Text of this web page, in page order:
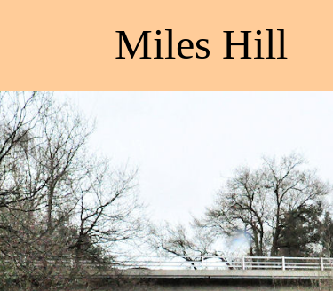
Miles Hill